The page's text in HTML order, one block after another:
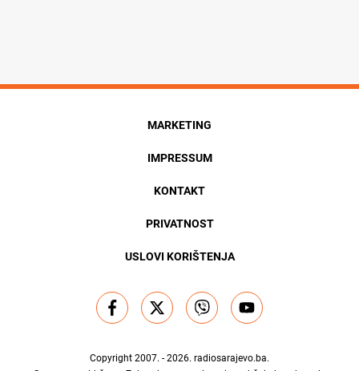
MARKETING
IMPRESSUM
KONTAKT
PRIVATNOST
USLOVI KORIŠTENJA
Copyright 2007. - 2026. radiosarajevo.ba.